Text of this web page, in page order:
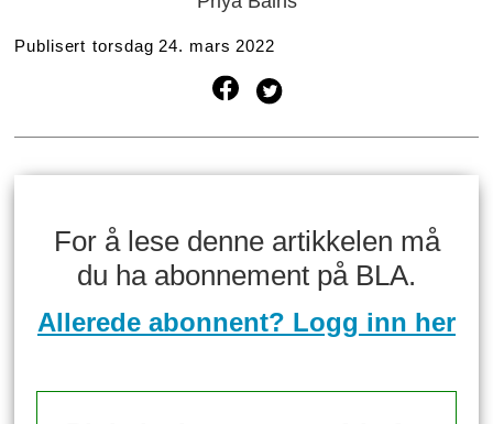
Publisert torsdag 24. mars 2022
For å lese denne artikkelen må
du ha abonnement på BLA.
Allerede abonnent? Logg inn her